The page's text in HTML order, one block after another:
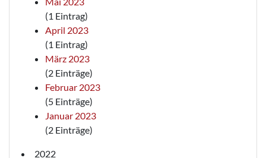
(1 Eintrag)
April 2023
(1 Eintrag)
März 2023
(2 Einträge)
Februar 2023
(5 Einträge)
Januar 2023
(2 Einträge)
2022